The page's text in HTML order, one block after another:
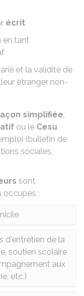
écrit
en tant
et la validité de
étranger non-
simplifiée,
ou le Cesu
(bulletin de
sociales,
sont
occupés :
d'entretien de la
soutien scolaire
aux
etc.)